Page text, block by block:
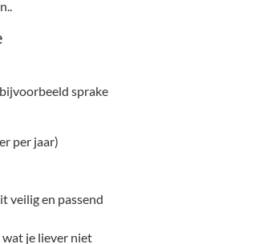
sprake
per jaar)
veilig en passend
je liever niet